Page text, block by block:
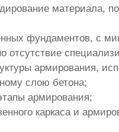
материала,
фундаментов, с
отсутствие
армирования,
слою бетона;
армирования;
каркаса и